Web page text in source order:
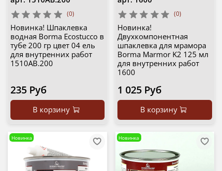
(0)
Новинка! Шпаклевка
водная Borma Ecostucco в
тубе 200 гр цвет 04 ель
для внутренних работ
1510AB.200
235 Руб
В корзину
(0)
Новинка!
Двухкомпонентная
шпаклевка для мрамора
Borma Marmor K2 125 мл
для внутренних работ
1600
1 025 Руб
В корзину
Новинка Новинка